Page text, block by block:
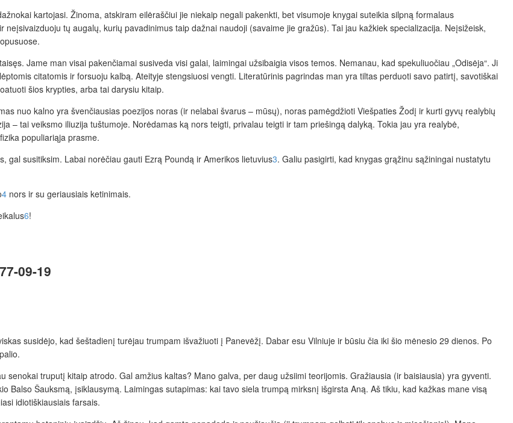
kartojasi. Žinoma, atskiram eilėraščiui jie niekaip negali pakenkti, bet visumoje knygai suteikia silpną formalaus
tų augalų, kurių pavadinimus taip dažnai naudoji (savaime jie gražūs). Tai jau kažkiek specializacija. Neįsižeisk,
Jame man visai pakenčiamai susiveda visi galai, laimingai užsibaigia visos temos. Nemanau, kad spekuliuočiau „Odisėja“. Ji
citatomis ir forsuoju kalbą. Ateityje stengsiuosi vengti. Literatūrinis pagrindas man yra tiltas perduoti savo patirtį, savotiškai
šios krypties, arba tai darysiu kitaip.
nuo kalno yra švenčiausias poezijos noras (ir nelabai švarus – mūsų), noras pamėgdžioti Viešpaties Žodį ir kurti gyvų realybių
– tai veiksmo iliuzija tuštumoje. Norėdamas ką nors teigti, privalau teigti ir tam priešingą dalyką. Tokia jau yra realybė,
populiariąja prasme.
gal susitiksim. Labai norėčiau gauti Ezrą Poundą ir Amerikos lietuvius3. Galiu pasigirti, kad knygas grąžinu sąžiningai nustatytu
4 nors ir su geriausiais ketinimais.
6!
09-19
susidėjo, kad šeštadienį turėjau trumpam išvažiuoti į Panevėžį. Dabar esu Vilniuje ir būsiu čia iki šio mėnesio 29 dienos. Po
truputį kitaip atrodo. Gal amžius kaltas? Mano galva, per daug užsiimi teorijomis. Gražiausia (ir baisiausia) yra gyventi.
Balso Šauksmą, įsiklausymą. Laimingas sutapimas: kai tavo siela trumpą mirksnį išgirsta Aną. Aš tikiu, kad kažkas mane visą
idiotiškiausiais farsais.